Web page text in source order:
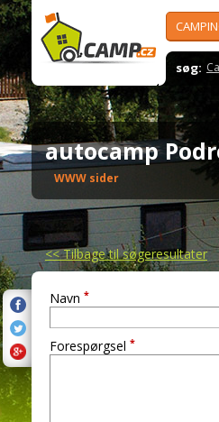
søg:
autocamp
WWW sider
<<Tilbage til søgeresultater
Navn *
Forespørgsel *